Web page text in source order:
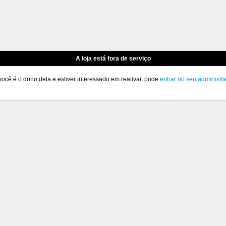
A loja está fora de serviço
é o dono dela e estiver interessado em reativar, pode entrar no seu